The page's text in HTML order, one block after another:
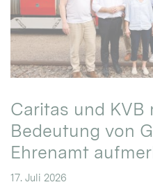
Caritas und KVB
Bedeutung von
Ehrenamt
17. Juli 2026